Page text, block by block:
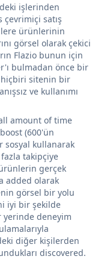
işlerinden
satış
ürünlerinin
görsel olarak çekici
Flazio bunun için
bulmadan önce bir
sitenin bir
ve kullanımı
amount of time
(600'ün
sosyal kullanarak
takipçiye
gerçek
added olarak
görsel bir yolu
iyi bir şekilde
deneyim
diğer kişilerden
discovered.